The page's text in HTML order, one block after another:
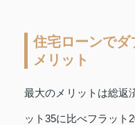
住宅ローンでダ
メリット
最大のメリットは総返
ット35に比べフラット